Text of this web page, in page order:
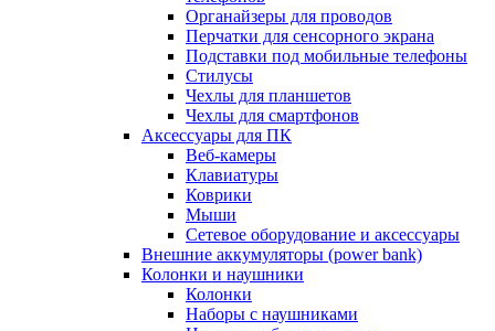
Органайзеры для проводов
Перчатки для сенсорного экрана
Подставки под мобильные телефоны
Стилусы
Чехлы для планшетов
Чехлы для смартфонов
Аксессуары для ПК
Веб-камеры
Клавиатуры
Коврики
Мыши
Сетевое оборудование и аксессуары
Внешние аккумуляторы (power bank)
Колонки и наушники
Колонки
Наборы с наушниками